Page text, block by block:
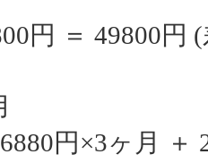
円 ＝ 49800円
円×3ヶ月 ＋